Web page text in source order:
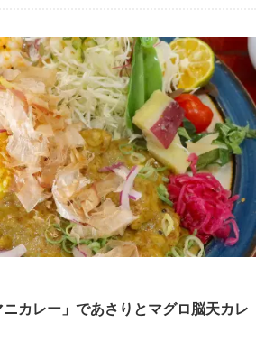
カレー」であさりとマグロ脳天カレ